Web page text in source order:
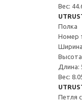
Вес:
Полка
Номер
Длина:
Вес:
Петля